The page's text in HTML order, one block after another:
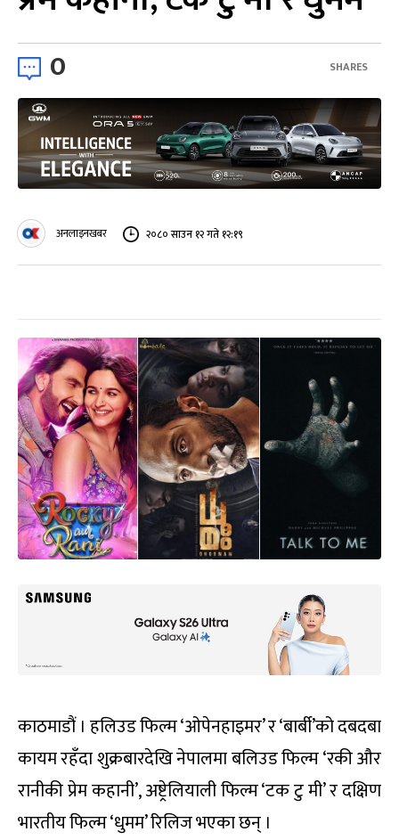
0 SHARES
अनलाइनखबर २०८० साउन १२ गते १२:१९
काठमाडौं । हलिउड फिल्म ‘ओपेनहाइमर’ र ‘बार्बी’को दबदबा
कायम रहँदा शुक्रबारदेखि नेपालमा बलिउड फिल्म ‘रकी और
रानीकी प्रेम कहानी’, अष्ट्रेलियाली फिल्म ‘टक टु मी’ र दक्षिण
भारतीय फिल्म ‘धुमम’ रिलिज भएका छन् ।